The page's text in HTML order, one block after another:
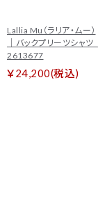
Lallia Mu（ラリア・ムー）
｜バックプリーツシャツ｜
2613677
￥24,200(税込)